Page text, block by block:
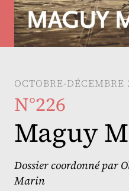
OCTOBRE-DÉCEMBRE
N°226
Maguy
Dossier coordonné par
Marin